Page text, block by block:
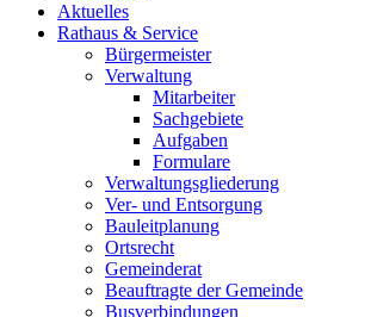
Aktuelles
Rathaus & Service
Bürgermeister
Verwaltung
Mitarbeiter
Sachgebiete
Aufgaben
Formulare
Verwaltungsgliederung
Ver- und Entsorgung
Bauleitplanung
Ortsrecht
Gemeinderat
Beauftragte der Gemeinde
Busverbindungen